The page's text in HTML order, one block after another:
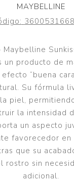
MAYBELLINE
Maybelline
un producto de
“buena
Su fórmula
piel,
la intensidad
un aspecto
favorecedor en
que su
rostro sin
adicional.